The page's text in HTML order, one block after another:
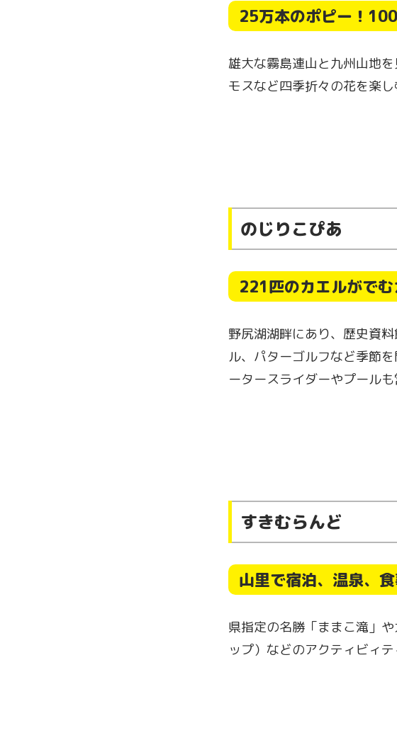
25万本のポピー！
雄大な霧島連山と九州山地
モスなど四季折々の花を楽し
のじりこぴあ
221匹のカエルがでむ
野尻湖湖畔にあり、歴史資
ル、パターゴルフなど季節
ータースライダーやプールも
すきむらんど
山里で宿泊、温泉、
県指定の名勝「ままこ滝」
ップ）などのアクティビィ